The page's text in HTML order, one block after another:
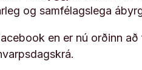
og samfélagslega
en er nú orðinn